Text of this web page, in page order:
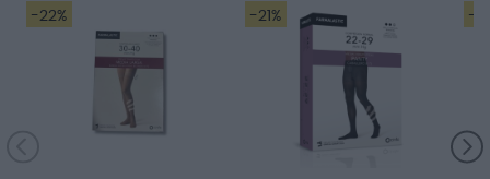
-22% -21% -